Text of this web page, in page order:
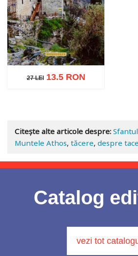
27 LEI
27 LEI13.5 RON
Citește alte articole despre:
Muntele Athos, tăcere, despre
Catalog
vezi tot